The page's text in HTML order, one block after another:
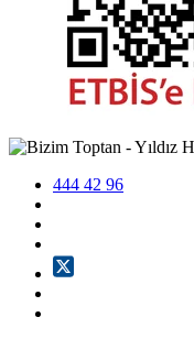
444 42 96